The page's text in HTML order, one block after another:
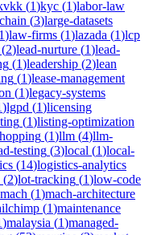
(1)kyc (1)labor-law
(3)large-datasets
1)law-firms (1)lazada (1)lcp
(2)lead-nurture (1)lead-
(1)leadership (2)lean
(1)lease-management
(1)legacy-systems
)lgpd (1)licensing
(1)listing-optimization
(1)llm (4)llm-
testing (3)local (1)local-
(14)logistics-analytics
(2)lot-tracking (1)low-code
mach (1)mach-architecture
(1)maintenance
)malaysia (1)managed-